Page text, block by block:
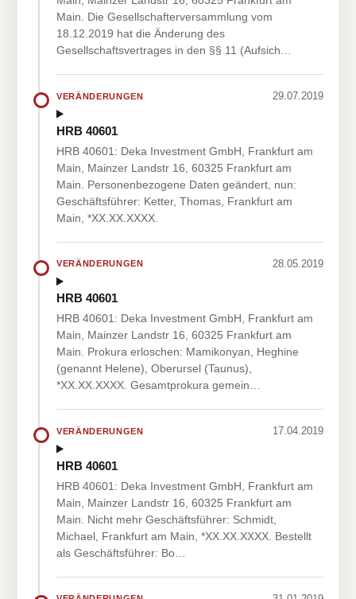
Main. Die Gesellschafterversammlung vom
18.12.2019 hat die Änderung des
Gesellschaftsvertrages in den §§ 11 (Aufsich…
VERÄNDERUNGEN 29.07.2019
HRB 40601
HRB 40601: Deka Investment GmbH, Frankfurt am
Main, Mainzer Landstr 16, 60325 Frankfurt am
Main. Personenbezogene Daten geändert, nun:
Geschäftsführer: Ketter, Thomas, Frankfurt am
Main, *XX.XX.XXXX.
VERÄNDERUNGEN 28.05.2019
HRB 40601
HRB 40601: Deka Investment GmbH, Frankfurt am
Main, Mainzer Landstr 16, 60325 Frankfurt am
Main. Prokura erloschen: Mamikonyan, Heghine
(genannt Helene), Oberursel (Taunus),
*XX.XX.XXXX. Gesamtprokura gemein…
VERÄNDERUNGEN 17.04.2019
HRB 40601
HRB 40601: Deka Investment GmbH, Frankfurt am
Main, Mainzer Landstr 16, 60325 Frankfurt am
Main. Nicht mehr Geschäftsführer: Schmidt,
Michael, Frankfurt am Main, *XX.XX.XXXX. Bestellt
als Geschäftsführer: Bo…